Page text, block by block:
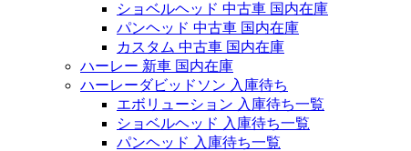
ショベルヘッド 中古車 国内在庫
パンヘッド 中古車 国内在庫
カスタム 中古車 国内在庫
ハーレー 新車 国内在庫
ハーレーダビッドソン 入庫待ち
エボリューション 入庫待ち一覧
ショベルヘッド 入庫待ち一覧
パンヘッド 入庫待ち一覧